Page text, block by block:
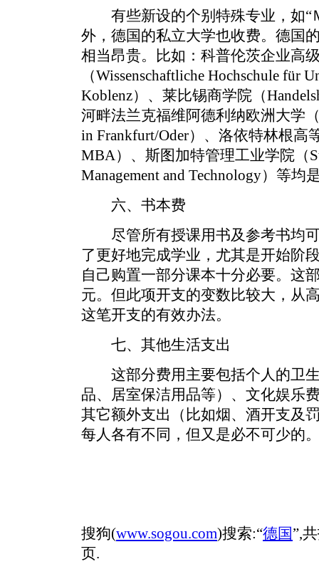
有些新设的个别特殊专业，如“
外，德国的私立大学也收费。德国
相当昂贵。比如：科普伦茨企业高
（Wissenschaftliche Hochschule für
Koblenz）、莱比锡商学院（
河畔法兰克福维阿德利纳欧洲大学
in Frankfurt/Oder）、洛依特林根高
MBA）、斯图加特管理工业学院（
Management and Technology）等均
六、书本费
尽管所有授课用书及参考书均可
了更好地完成学业，尤其是开始阶
自己购置一部分课本十分必要。这
元。但此项开支的变数比较大，从
这笔开支的有效办法。
七、其他生活支出
这部分费用主要包括个人的卫生
品、居室保洁用品等）、文化娱乐
其它额外支出（比如烟、酒开支及
每人各有不同，但又是必不可少的
搜狗(www.sogou.com)搜索:“德国”,
页.